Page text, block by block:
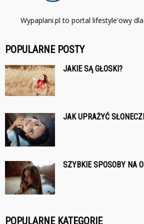
Wypaplani.pl to portal lifestyle'owy
POPULARNE POSTY
JAKIE SĄ GŁOSKI?
JAK UPRAŻYĆ
SZYBKIE SPOSOBY NA
POPULARNE KATEGORIE